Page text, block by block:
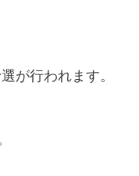
が行われます。